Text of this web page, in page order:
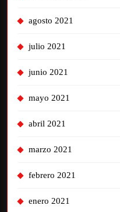
agosto 2021
julio 2021
junio 2021
mayo 2021
abril 2021
marzo 2021
febrero 2021
enero 2021